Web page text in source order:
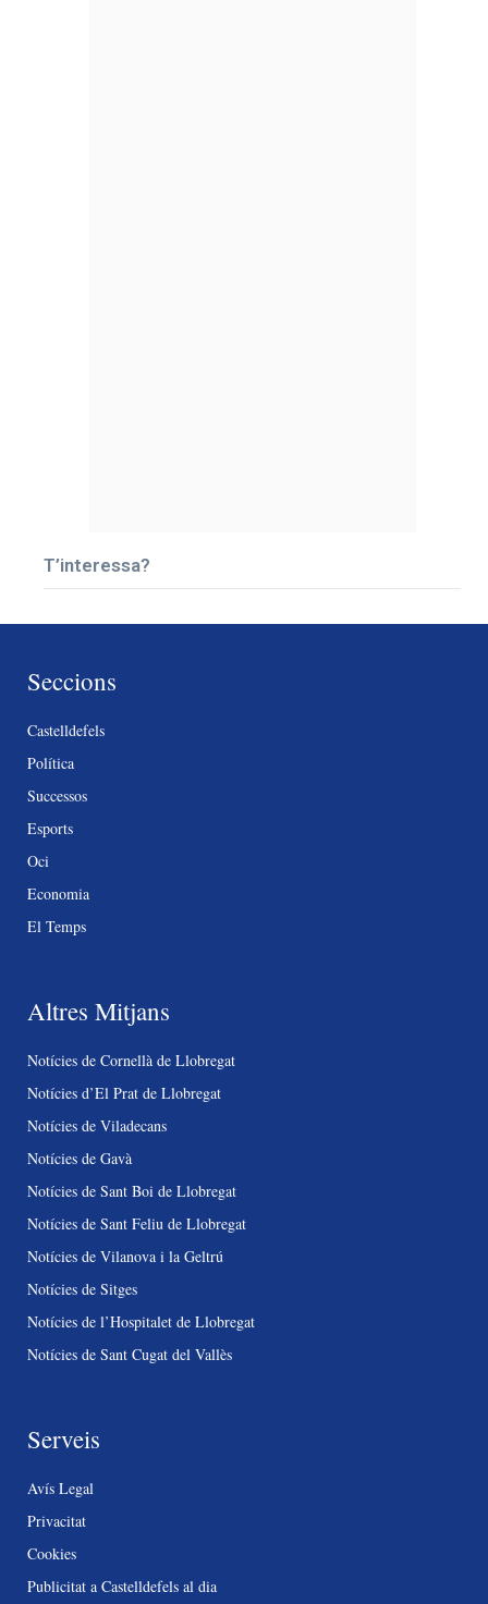
T’interessa?
Seccions
Castelldefels
Política
Successos
Esports
Oci
Economia
El Temps
Altres Mitjans
Notícies de Cornellà de Llobregat
Notícies d’El Prat de Llobregat
Notícies de Viladecans
Notícies de Gavà
Notícies de Sant Boi de Llobregat
Notícies de Sant Feliu de Llobregat
Notícies de Vilanova i la Geltrú
Notícies de Sitges
Notícies de l’Hospitalet de Llobregat
Notícies de Sant Cugat del Vallès
Serveis
Avís Legal
Privacitat
Cookies
Publicitat a Castelldefels al dia